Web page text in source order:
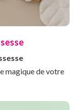
magique de votre